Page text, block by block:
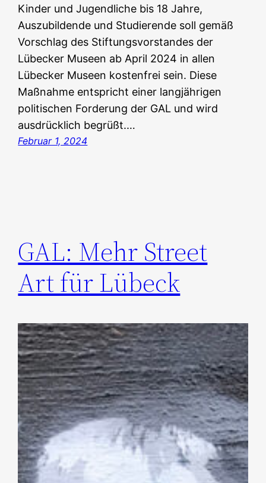
Kinder und Jugendliche bis 18 Jahre,
Auszubildende und Studierende soll gemäß
Vorschlag des Stiftungsvorstandes der
Lübecker Museen ab April 2024 in allen
Lübecker Museen kostenfrei sein. Diese
Maßnahme entspricht einer langjährigen
politischen Forderung der GAL und wird
ausdrücklich begrüßt.…
Februar 1, 2024
GAL: Mehr Street
Art für Lübeck